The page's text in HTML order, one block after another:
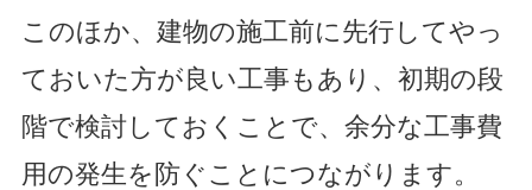
このほか、建物の施工前に先行してやっ
ておいた方が良い工事もあり、初期の段
階で検討しておくことで、余分な工事費
用の発生を防ぐことにつながります。